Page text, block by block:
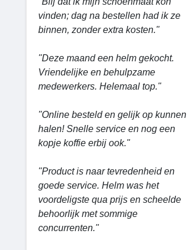
vinden; dag na bestellen had ik ze
binnen, zonder extra kosten."
"Deze maand een helm gekocht.
Vriendelijke en behulpzame
medewerkers. Helemaal top."
"Online besteld en gelijk op kunnen
halen! Snelle service en nog een
kopje koffie erbij ook."
"Product is naar tevredenheid en
goede service. Helm was het
voordeligste qua prijs en scheelde
behoorlijk met sommige
concurrenten."